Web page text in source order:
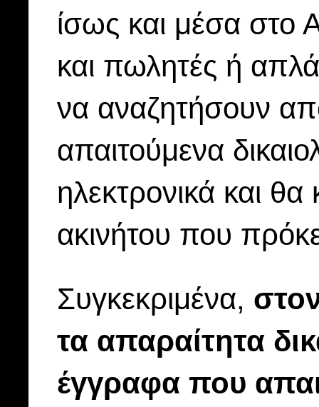
ίσως και μέσα στο
και πωλητές ή απλά
να αναζητήσουν
απαιτούμενα
ηλεκτρονικά και
ακινήτου που
Συγκεκριμένα,
τα απαραίτητα
έγγραφα που